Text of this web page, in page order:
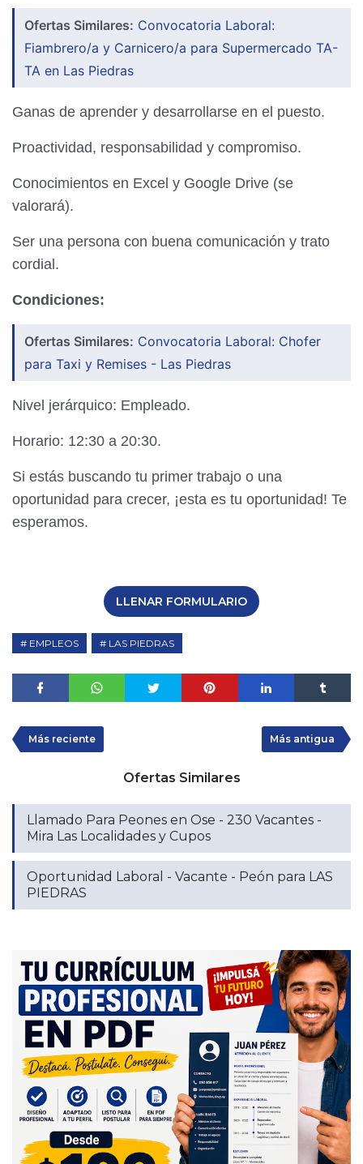
Ofertas Similares: Convocatoria Laboral:
Fiambrero/a y Carnicero/a para Supermercado TA-
TA en Las Piedras
Ganas de aprender y desarrollarse en el puesto.
Proactividad, responsabilidad y compromiso.
Conocimientos en Excel y Google Drive (se
valorará).
Ser una persona con buena comunicación y trato
cordial.
Condiciones:
Ofertas Similares: Convocatoria Laboral: Chofer
para Taxi y Remises - Las Piedras
Nivel jerárquico: Empleado.
Horario: 12:30 a 20:30.
Si estás buscando tu primer trabajo o una
oportunidad para crecer, ¡esta es tu oportunidad! Te
esperamos.
LLENAR FORMULARIO
EMPLEOS LAS PIEDRAS
Más reciente Más antigua
Ofertas Similares
Llamado Para Peones en Ose - 230 Vacantes -
Mira Las Localidades y Cupos
Oportunidad Laboral - Vacante - Peón para LAS
PIEDRAS